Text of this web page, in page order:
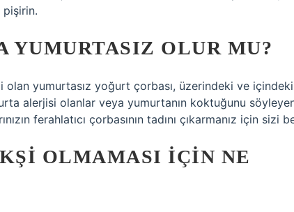
pişirin.
YUMURTASIZ OLUR MU?
yumurtasız yoğurt çorbası, üzerindeki ve
alerjisi olanlar veya yumurtanın koktuğunu
ferahlatıcı çorbasının tadını çıkarmanız için sizi
OLMAMASI IÇIN NE